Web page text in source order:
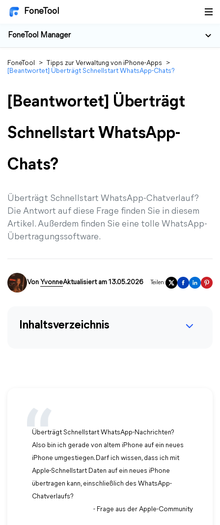
FoneTool
FoneTool Manager
FoneTool > Tipps zur Verwaltung von iPhone-Apps
>
[Beantwortet] Überträgt Schnellstart WhatsApp-Chats?
[Beantwortet] Überträgt
Schnellstart WhatsApp-
Chats?
Überträgt Schnellstart WhatsApp-Chatverlauf?
Die Antwort auf diese Frage finden Sie in diesem
Artikel. Außerdem finden Sie eine tolle WhatsApp-
Übertragungssoftware.
Von YvonneAktualisiert am 13.05.2026 Teilen:
Inhaltsverzeichnis
Überträgt Schnellstart WhatsApp-Nachrichten?
Also bin ich gerade von altem iPhone auf ein neues
iPhone umgestiegen. Darf ich wissen, dass ich mit
Apple-Schnellstart Daten auf ein neues iPhone
übertragen kann, einschließlich des WhatsApp-
Chatverlaufs?
- Frage aus der Apple-Community